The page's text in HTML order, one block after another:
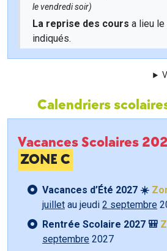
le vendredi soir)
La reprise des cours a lieu le
indiqués.
Calendriers
Vacances Scolaires
ZONE C
Vacances d’Été 2027 ☀️
juillet au jeudi 2 septembre
Rentrée Scolaire 2027 🎒
septembre 2027